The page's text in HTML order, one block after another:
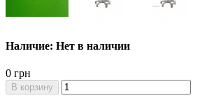
Наличие: Нет в наличии
0 грн
В корзину